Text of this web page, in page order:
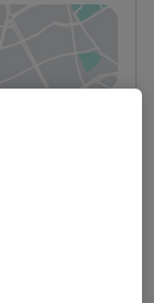
záložce
na pojišťovnu